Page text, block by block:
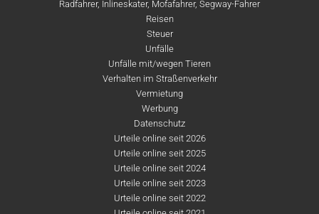
Radfahrer, Inlineskater, Mofafahrer, Segway-Fahrer
Reisen
Steuer
Unfälle
Unfälle mit/wegen Tieren
Verhalten im Straßenverkehr
Vermietung
Werbung
Datenschutz
Urteile online seit 2026
Urteile online seit 2025
Urteile online seit 2024
Urteile online seit 2023
Urteile online seit 2022